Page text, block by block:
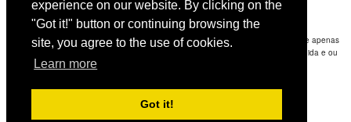
experience on our website. By clicking on the
"Got it!" button or continuing browsing the
site, you agree to the use of cookies.
Learn more
Got it!
Disclaimer: As informações apresentadas neste site é a nossa melhor estimativa e apenas
para sua referência.Triptimeto.com não se responsabiliza por qualquer atraso de ida e ou
consequentes danos / resultou das informações fornecidas.
Copyright 2015-2026
Contact Usfor feedback.